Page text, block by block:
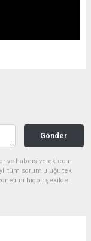
Gönder
ve habersiverek.com
tüm sorumluluğu tek
hiçbir şekilde